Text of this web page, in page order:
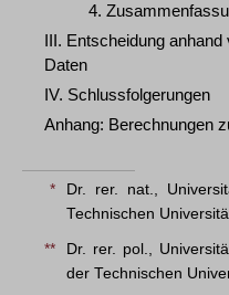
4.
III. Entscheidung
Daten
IV. Schlussfolgerungen
Anhang: Berechnungen
*
Dr. rer. nat.,
Technischen
**
Dr. rer. pol.,
der Technischen